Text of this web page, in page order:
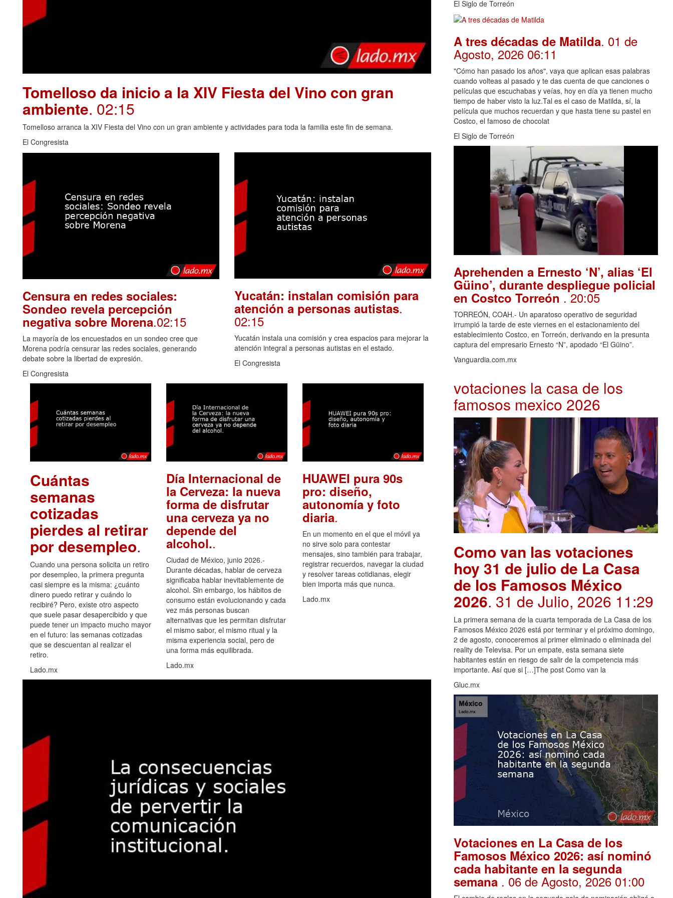
Tomelloso da inicio a la XIV Fiesta del Vino con gran
ambiente. 02:15
Tomelloso arranca la XIV Fiesta del Vino con un gran ambiente y actividades para toda la familia este fin de semana.
El Congresista
Censura en redes sociales:
Sondeo revela percepción
negativa sobre Morena.02:15
La mayoría de los encuestados en un sondeo cree que
Morena podría censurar las redes sociales, generando
debate sobre la libertad de expresión.
El Congresista
Yucatán: instalan comisión para
atención a personas autistas.
02:15
Yucatán instala una comisión y crea espacios para mejorar la
atención integral a personas autistas en el estado.
El Congresista
Cuántas
semanas
cotizadas
pierdes al retirar
por desempleo.
Cuando una persona solicita un retiro
por desempleo, la primera pregunta
casi siempre es la misma: ¿cuánto
dinero puedo retirar y cuándo lo
recibiré? Pero, existe otro aspecto
que suele pasar desapercibido y que
puede tener un impacto mucho mayor
en el futuro: las semanas cotizadas
que se descuentan al realizar el
retiro.
Lado.mx
Día Internacional de
la Cerveza: la nueva
forma de disfrutar
una cerveza ya no
depende del
alcohol..
Ciudad de México, junio 2026.-
Durante décadas, hablar de cerveza
significaba hablar inevitablemente de
alcohol. Sin embargo, los hábitos de
consumo están evolucionando y cada
vez más personas buscan
alternativas que les permitan disfrutar
el mismo sabor, el mismo ritual y la
misma experiencia social, pero de
una forma más equilibrada.
Lado.mx
HUAWEI pura 90s
pro: diseño,
autonomía y foto
diaria.
En un momento en el que el móvil ya
no sirve solo para contestar
mensajes, sino también para trabajar,
registrar recuerdos, navegar la ciudad
y resolver tareas cotidianas, elegir
bien importa más que nunca.
Lado.mx
El Siglo de Torreón
A tres décadas de Matilda. 01 de
Agosto, 2026 06:11
"Cómo han pasado los años", vaya que aplican esas palabras
cuando volteas al pasado y te das cuenta de que canciones o
películas que escuchabas y veías, hoy en día ya tienen mucho
tiempo de haber visto la luz.Tal es el caso de Matilda, sí, la
película que muchos recuerdan y que hasta tiene su pastel en
Costco, el famoso de chocolat
El Siglo de Torreón
Aprehenden a Ernesto ‘N’, alias ‘El
Güino’, durante despliegue policial
en Costco Torreón . 20:05
TORREÓN, COAH.- Un aparatoso operativo de seguridad
irrumpió la tarde de este viernes en el estacionamiento del
establecimiento Costco, en Torreón, derivando en la presunta
captura del empresario Ernesto “N”, apodado “El Güino”.
Vanguardia.com.mx
votaciones la casa de los
famosos mexico 2026
Como van las votaciones
hoy 31 de julio de La Casa
de los Famosos México
2026. 31 de Julio, 2026 11:29
La primera semana de la cuarta temporada de La Casa de los
Famosos México 2026 está por terminar y el próximo domingo,
2 de agosto, conoceremos al primer eliminado o eliminada del
reality de Televisa. Por un empate, esta semana siete
habitantes están en riesgo de salir de la competencia más
importante. Así que si […]The post Como van la
Gluc.mx
Votaciones en La Casa de los
Famosos México 2026: así nominó
cada habitante en la segunda
semana . 06 de Agosto, 2026 01:00